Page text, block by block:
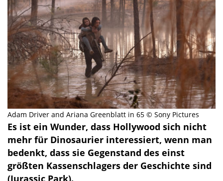
Adam Driver and Ariana Greenblatt in 65 © Sony Pictures
Es ist ein Wunder, dass Hollywood sich nicht
mehr für Dinosaurier interessiert, wenn man
bedenkt, dass sie Gegenstand des einst
größten Kassenschlagers der Geschichte sind
(Jurassic Park).